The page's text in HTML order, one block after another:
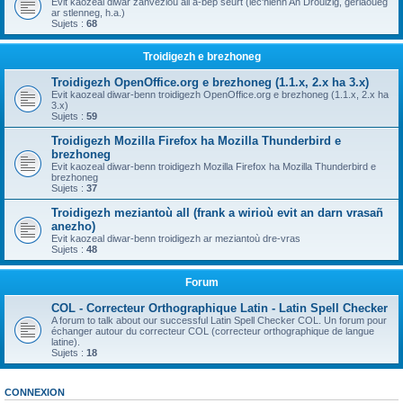
ar stlenneg, h.a.)
Sujets : 68
Troidigezh e brezhoneg
Troidigezh OpenOffice.org e brezhoneg (1.1.x, 2.x ha 3.x)
Evit kaozeal diwar-benn troidigezh OpenOffice.org e brezhoneg (1.1.x, 2.x ha
3.x)
Sujets : 59
Troidigezh Mozilla Firefox ha Mozilla Thunderbird e
brezhoneg
Evit kaozeal diwar-benn troidigezh Mozilla Firefox ha Mozilla Thunderbird e
brezhoneg
Sujets : 37
Troidigezh meziantoù all (frank a wirioù evit an darn vrasañ
anezho)
Evit kaozeal diwar-benn troidigezh ar meziantoù dre-vras
Sujets : 48
Forum
COL - Correcteur Orthographique Latin - Latin Spell Checker
A forum to talk about our successful Latin Spell Checker COL. Un forum pour
échanger autour du correcteur COL (correcteur orthographique de langue
latine).
Sujets : 18
CONNEXION